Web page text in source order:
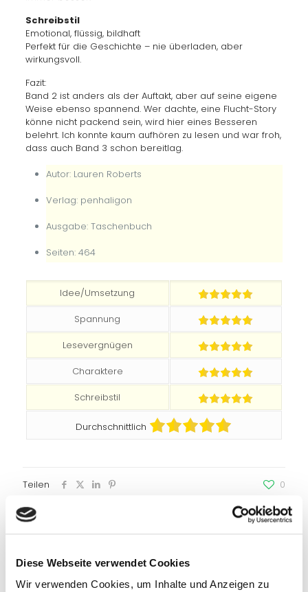
Diese Webseite verwendet Cookies
Wir verwenden Cookies, um Inhalte und Anzeigen zu
Schreibstil
Emotional, flüssig, bildhaft
Perfekt für die Geschichte – nie überladen, aber
wirkungsvoll.
Fazit:
Band 2 ist anders als der Auftakt, aber auf seine eigene
Weise ebenso spannend. Wer dachte, eine Flucht-Story
könne nicht packend sein, wird hier eines Besseren
belehrt. Ich konnte kaum aufhören zu lesen und war froh,
dass auch Band 3 schon bereitlag.
Autor: Lauren Roberts
Verlag: penhaligon
Ausgabe: Taschenbuch
Seiten: 464
Idee/Umsetzung
Spannung
Lesevergnügen
Charaktere
Schreibstil
Durchschnittlich
Teilen 0
Empfohlene Beiträge